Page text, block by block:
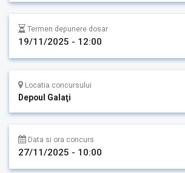
Termen depunere dosar
19/11/2025 - 12:00
Locatia concursului
Depoul Galaţi
Data si ora concurs
27/11/2025 - 10:00